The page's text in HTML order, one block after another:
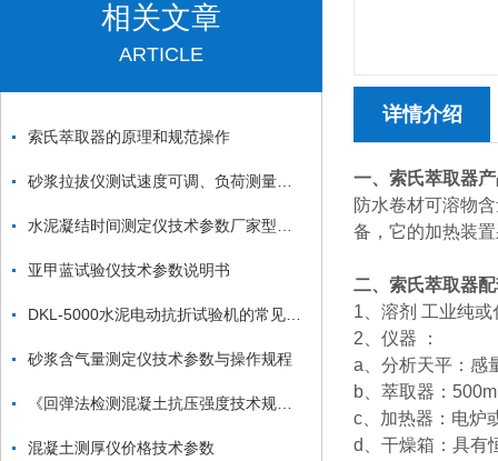
相关文章
ARTICLE
索氏萃取器的原理和规范操作
亚甲蓝试验仪技术参数说明书
砂浆含气量测定仪技术参数与操作规程
混凝土测厚仪价格技术参数
详情介绍
一、索氏萃取器
防水卷材可溶物
备，它的加热装
二、索氏萃取器
1、溶剂 工业纯或
2、仪器 ：
a、分析天平：感
b、萃取器：
c、加热器：电炉
d、干燥箱：具有